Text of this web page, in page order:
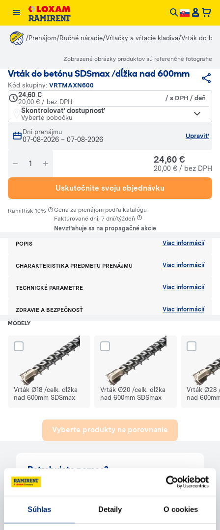
Súhlas Detaily O cookies
/Prenájom/Ručné náradie/Vŕtačky a vŕtacie kladivá/Vrták do
Vrták do betónu SDSmax /dĺžka nad 600mm
Kód skupiny: VRTMAXN600
24,60 €
20,00 € / bez DPH
/ s DPH / deň
Skontrolovať dostupnosť
Vyberte pobočku
Dni prenájmu
07-08-2026 – 07-08-2026 Upraviť
24,60 €
20,00 € / bez DPH
Uskutočnite svoju objednávku
RamiRisk 10% ·Cena za prenájom podľa katalógu
Fakturované dni: 7 dní/týždeň
Nevzťahuje sa na propagačné akcie
Zobrazené obrázky produktov sú referenčné fotografie
POPIS Viac informácií
CHARAKTERISTIKA PREDMETU PRENÁJMU Viac informácií
TECHNICKÉ PARAMETRE Viac informácií
ZDRAVIE A BEZPEČNOSŤ Viac informácií
MODELY
Dodaj produkt Vrták Ø18 /celk. dĺžka nad 600mm SDSmax do
Vrták Ø18 /celk. dĺžka
nad 600mm SDSmax
Dodaj produkt Vrták Ø20 /celk. dĺžka
Vrták Ø20 /celk. dĺžka
nad 600mm SDSmax
Dodaj
Vrták Ø28
nad
Vyberte produkty na porovnanie
Potrebujete pomoc?